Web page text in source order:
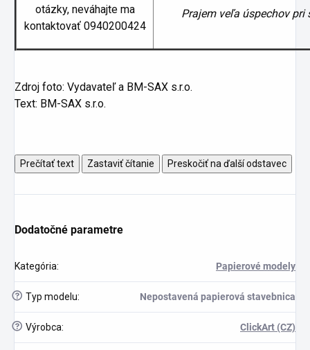
otázky, neváhajte ma
kontaktovať 0940200424
Prajem veľa úspechov pri
Zdroj foto: Vydavateľ a BM-SAX s.r.o.
Text: BM-SAX s.r.o.
Prečítať text Zastaviť čítanie Preskočiť na ďalší odstavec
Dodatočné parametre
Kategória: Papierové modely
? Typ modelu: Nepostavená papierová stavebnica
? Výrobca: ClickArt (CZ)